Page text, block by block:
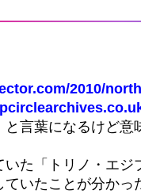
2010/
言葉になるけど意
た「トリノ・エジ
いたことが分かっ